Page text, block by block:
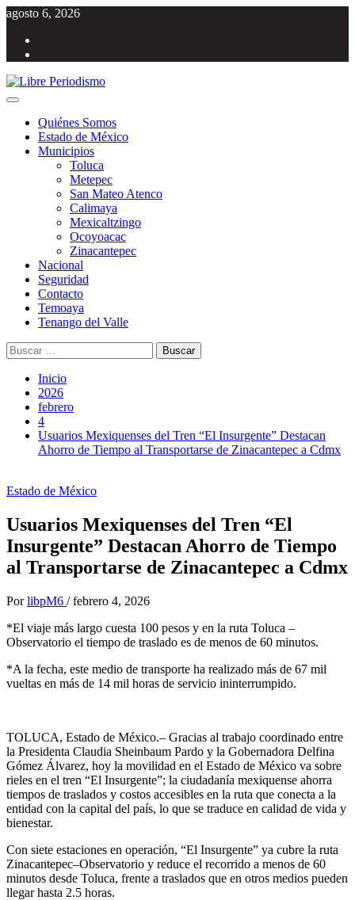
Saltar
contenido
agosto 6, 2026
Menú
principalQuiénes Somos
Estado de México
Municipios
Toluca
Metepec
San Mateo Atenco
Calimaya
Mexicaltzingo
Ocoyoacac
Zinacantepec
Nacional
Seguridad
Contacto
Temoaya
Tenango del Valle
Buscar:
Inicio
2026
febrero
4
Usuarios Mexiquenses del Tren “El Insurgente” Destacan
Ahorro de Tiempo al Transportarse de Zinacantepec a Cdmx
Estado de México
Usuarios Mexiquenses del Tren “El
Insurgente” Destacan Ahorro de Tiempo
al Transportarse de Zinacantepec a Cdmx
Por libpM6 / febrero 4, 2026
*El viaje más largo cuesta 100 pesos y en la ruta Toluca –
Observatorio el tiempo de traslado es de menos de 60 minutos.
*A la fecha, este medio de transporte ha realizado más de 67 mil
vueltas en más de 14 mil horas de servicio ininterrumpido.
TOLUCA, Estado de México.– Gracias al trabajo coordinado entre
la Presidenta Claudia Sheinbaum Pardo y la Gobernadora Delfina
Gómez Álvarez, hoy la movilidad en el Estado de México va sobre
rieles en el tren “El Insurgente”; la ciudadanía mexiquense ahorra
tiempos de traslados y costos accesibles en la ruta que conecta a la
entidad con la capital del país, lo que se traduce en calidad de vida y
bienestar.
Con siete estaciones en operación, “El Insurgente” ya cubre la ruta
Zinacantepec–Observatorio y reduce el recorrido a menos de 60
minutos desde Toluca, frente a traslados que en otros medios pueden
llegar hasta 2.5 horas.